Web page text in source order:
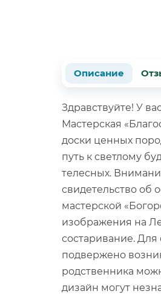
Описание
Здравствуйте! У
Мастерская
доски ценных
путь к светлому
телесных.
свидетельство об
мастерской
изображения на
состаривание.
подвержено
родственника
дизайн могут